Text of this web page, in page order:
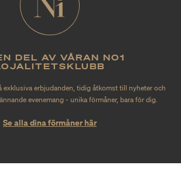
DEL AV VÅRAN NO1
exklusiva erbjudanden, tidig åtkomst till nyheter och
evenemang - unika förmåner, bara för dig.
Se alla dina förmåner här